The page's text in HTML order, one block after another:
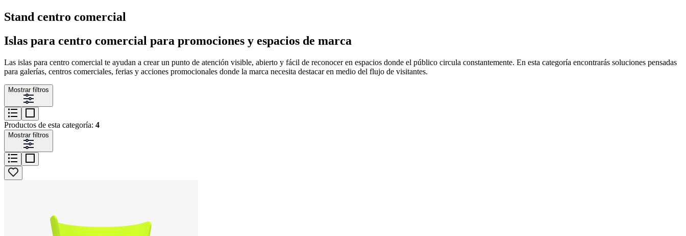
Stand centro comercial
Islas para centro comercial para promociones y espacios de marca
Las islas para centro comercial te ayudan a crear un punto de atención visible, abierto y fácil de reconocer en espacios donde el público circula constantemente. En esta categoría encontrarás soluciones pensadas
para galerías, centros comerciales, ferias y acciones promocionales donde la marca necesita destacar en medio del flujo de visitantes.
Mostrar filtros
Productos de esta categoría: 4
Mostrar filtros